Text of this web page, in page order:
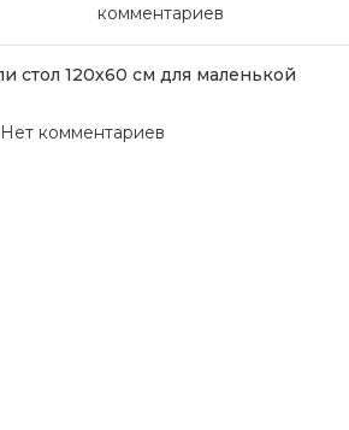
комментариев
стол 120х60 см для маленькой
Нет комментариев